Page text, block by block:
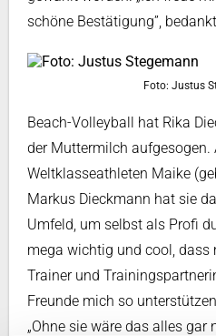
schöne Bestätigung”,
Foto: Justus
Beach-Volleyball hat Rika
der Muttermilch aufgesogen.
Weltklasseathleten Maike
Markus Dieckmann hat sie
Umfeld, um selbst als Profi
mega wichtig und cool, dass
Trainer und
Freunde mich so
„Ohne sie wäre das alles gar